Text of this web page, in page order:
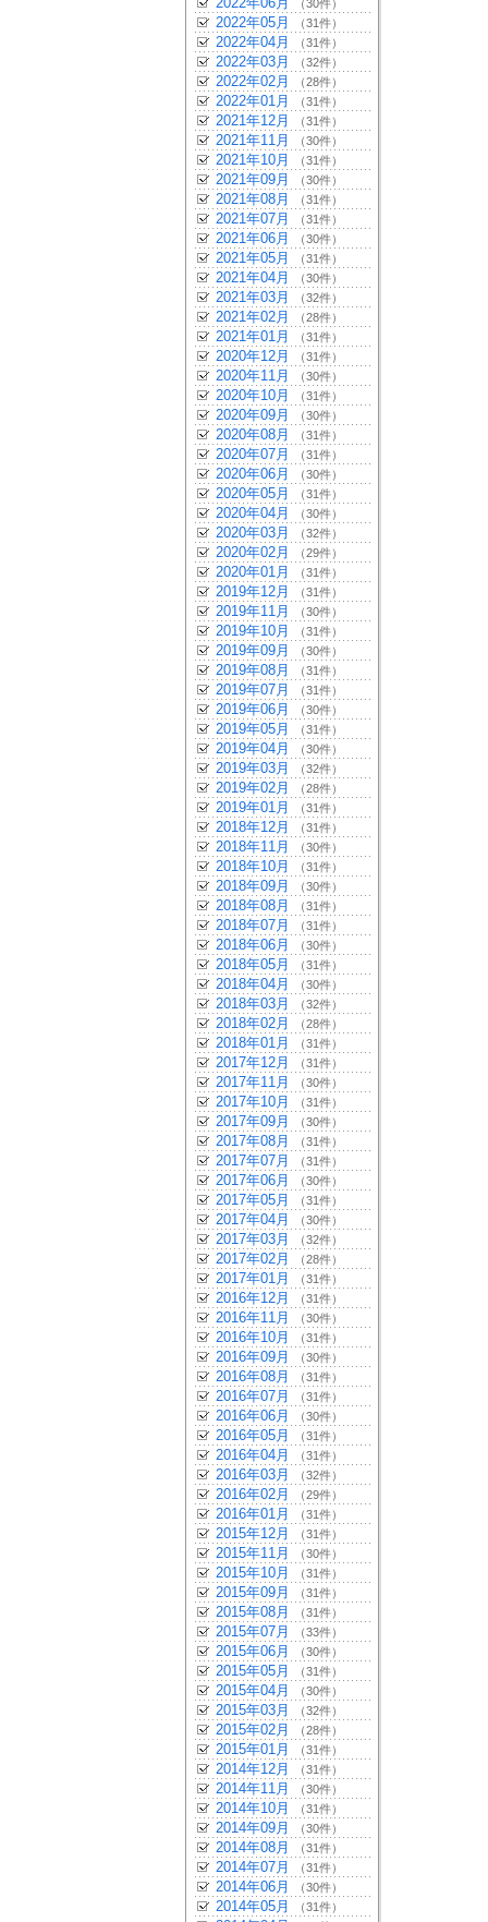
（30件）
2022年05月 （31件）
2022年04月 （31件）
2022年03月 （32件）
2022年02月 （28件）
2022年01月 （31件）
2021年12月 （31件）
2021年11月 （30件）
2021年10月 （31件）
2021年09月 （30件）
2021年08月 （31件）
2021年07月 （31件）
2021年06月 （30件）
2021年05月 （31件）
2021年04月 （30件）
2021年03月 （32件）
2021年02月 （28件）
2021年01月 （31件）
2020年12月 （31件）
2020年11月 （30件）
2020年10月 （31件）
2020年09月 （30件）
2020年08月 （31件）
2020年07月 （31件）
2020年06月 （30件）
2020年05月 （31件）
2020年04月 （30件）
2020年03月 （32件）
2020年02月 （29件）
2020年01月 （31件）
2019年12月 （31件）
2019年11月 （30件）
2019年10月 （31件）
2019年09月 （30件）
2019年08月 （31件）
2019年07月 （31件）
2019年06月 （30件）
2019年05月 （31件）
2019年04月 （30件）
2019年03月 （32件）
2019年02月 （28件）
2019年01月 （31件）
2018年12月 （31件）
2018年11月 （30件）
2018年10月 （31件）
2018年09月 （30件）
2018年08月 （31件）
2018年07月 （31件）
2018年06月 （30件）
2018年05月 （31件）
2018年04月 （30件）
2018年03月 （32件）
2018年02月 （28件）
2018年01月 （31件）
2017年12月 （31件）
2017年11月 （30件）
2017年10月 （31件）
2017年09月 （30件）
2017年08月 （31件）
2017年07月 （31件）
2017年06月 （30件）
2017年05月 （31件）
2017年04月 （30件）
2017年03月 （32件）
2017年02月 （28件）
2017年01月 （31件）
2016年12月 （31件）
2016年11月 （30件）
2016年10月 （31件）
2016年09月 （30件）
2016年08月 （31件）
2016年07月 （31件）
2016年06月 （30件）
2016年05月 （31件）
2016年04月 （31件）
2016年03月 （32件）
2016年02月 （29件）
2016年01月 （31件）
2015年12月 （31件）
2015年11月 （30件）
2015年10月 （31件）
2015年09月 （31件）
2015年08月 （31件）
2015年07月 （33件）
2015年06月 （30件）
2015年05月 （31件）
2015年04月 （30件）
2015年03月 （32件）
2015年02月 （28件）
2015年01月 （31件）
2014年12月 （31件）
2014年11月 （30件）
2014年10月 （31件）
2014年09月 （30件）
2014年08月 （31件）
2014年07月 （31件）
2014年06月 （30件）
2014年05月 （31件）